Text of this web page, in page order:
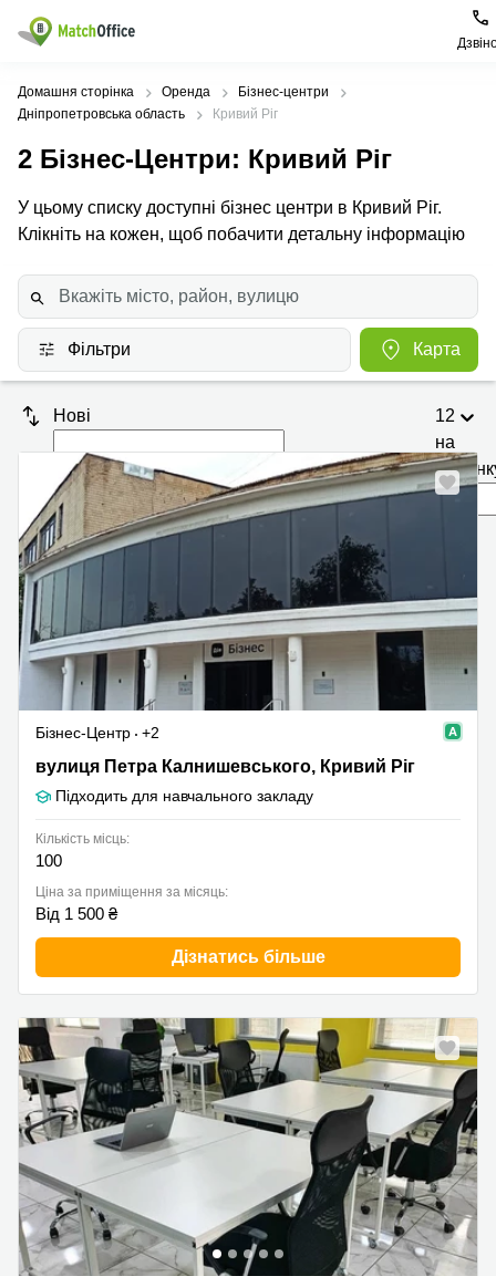
Орендувати
Тип
приміщення
Офіси
Коворкінги
Віртуальні
Популярні
міста
Київ
Подільський
район
Солом'янський
район
Львів
Івано-
Франківськ
Популярні
пошуки
Бізнес
центри
Офіси у
Печерському
районі
зал Львів
Коворкінг
Допомога
Про нас
Ціна
Увійти
Домашня сторінка Оренда
Бізнес-центри
Дніпропетровська область
Кривий Ріг
2 Бізнес-Центри: Кривий Ріг
У цьому списку доступні бізнес центри в Кривий Ріг.
Клікніть на кожен, щоб побачити детальну інформацію
Фільтри Карта
Нові
12
на
Нове
Бізнес-Центр
+2
вулиця Петра Калнишевського, Кривий Ріг
вулиця Петра Калнишевського, Кривий Ріг
Підходить для навчального закладу
Кількість місць:
100
Ціна за приміщення за місяць:
Від 1 500 ₴
Дізнатись більше